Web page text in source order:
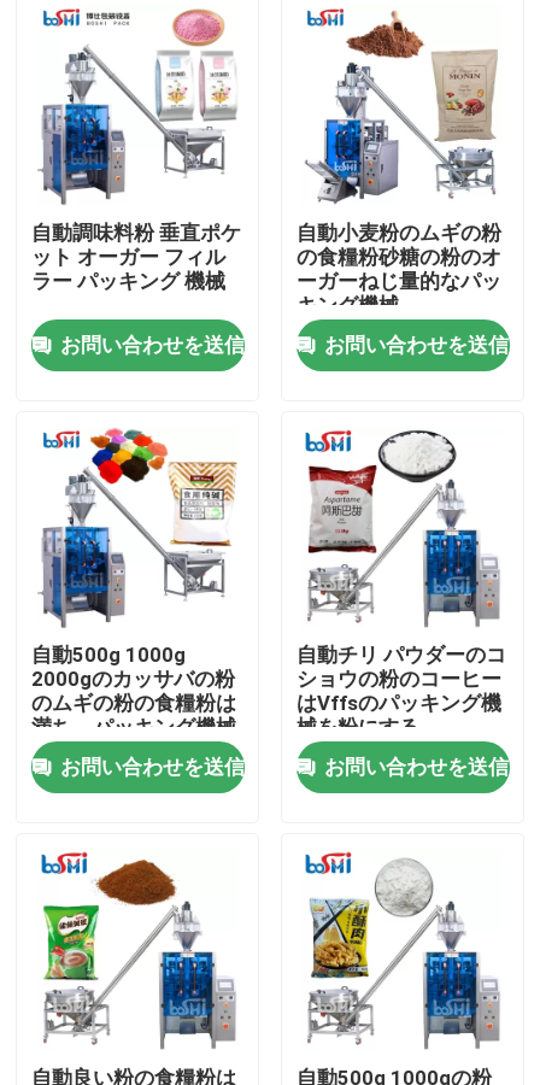
企業情報
接触
製品
粉末包装機
縦のパッキング機械
粉末充填機
軽食のパッキング機械
冷凍食品のパッキング機械
自動調味料粉 垂直ポケ
ット オーガー フィル
ラー パッキング 機械
お問い合わせを送信
自動小麦粉のムギの粉
の食糧粉砂糖の粉のオ
ーガーねじ量的なパッ
キング機械
お問い合わせを送信
自動500g 1000g
2000gのカッサバの粉
のムギの粉の食糧粉は
満ち、パッキング機械
を粉にする
お問い合わせを送信
自動チリ パウダーのコ
ショウの粉のコーヒー
はVffsのパッキング機
械を粉にする
お問い合わせを送信
自動良い粉の食糧粉は 自動500g 1000gの粉